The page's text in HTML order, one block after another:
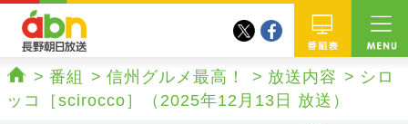
abn 長野朝日放送 番組
twitterfacebook
ホーム
番組 信州グルメ最高！ 放送内容
シロ
ッコ［scirocco］（2025年12月13日 放送）